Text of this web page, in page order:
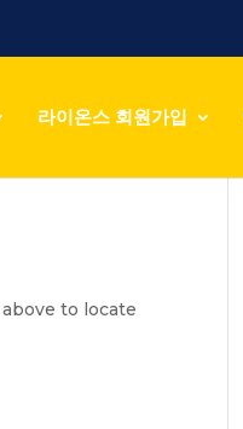
라이온스 회원가입
to locate